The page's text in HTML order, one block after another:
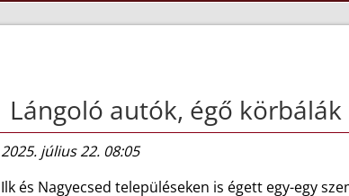
Lángoló autók, égő körbálák
2025. július 22. 08:05
Ilk és Nagyecsed településeken is égett egy-egy